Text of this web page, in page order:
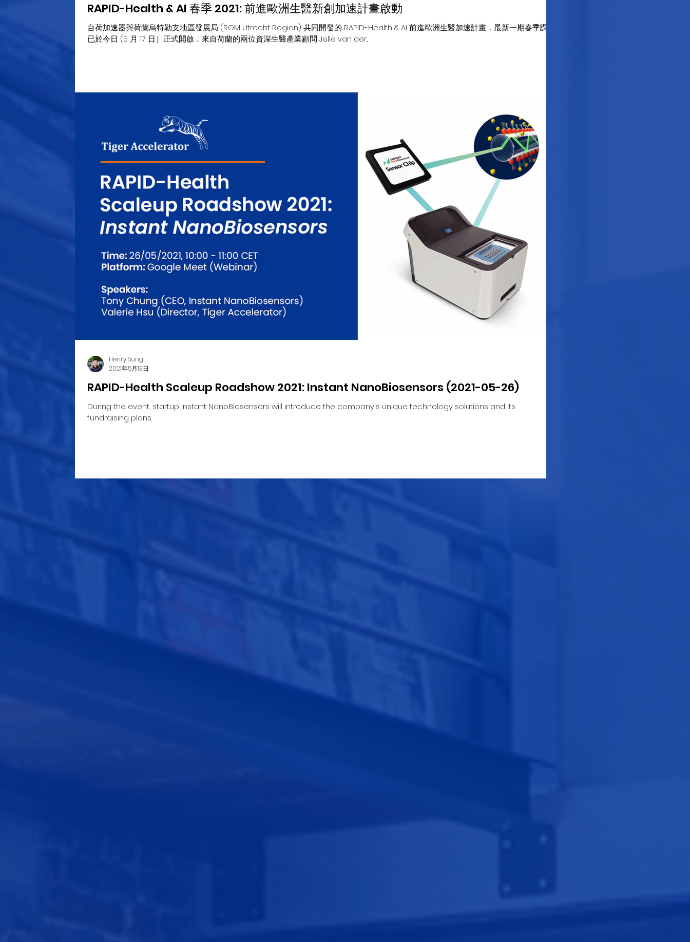
RAPID-Health & AI 春季 2021: ​前進歐洲生醫新創加速計畫啟動
台荷加速器與荷蘭烏特勒支地區發展局 (ROM Utrecht Region) 共同開發的 RAPID-Health & AI 前進歐洲生醫加速計畫，最新一期春季課程
已於今日 (5 月 17 日）正式開啟．來自荷蘭的兩位資深生醫產業顧問 Jelle van der...
RAPID-Health Scaleup Roadshow 2021: Instant NanoBiosensors (2021-05-26)
During the event, startup Instant NanoBiosensors will introduce the company's unique technology solutions and its
fundraising plans.
Henry Sung
2021年5月13日